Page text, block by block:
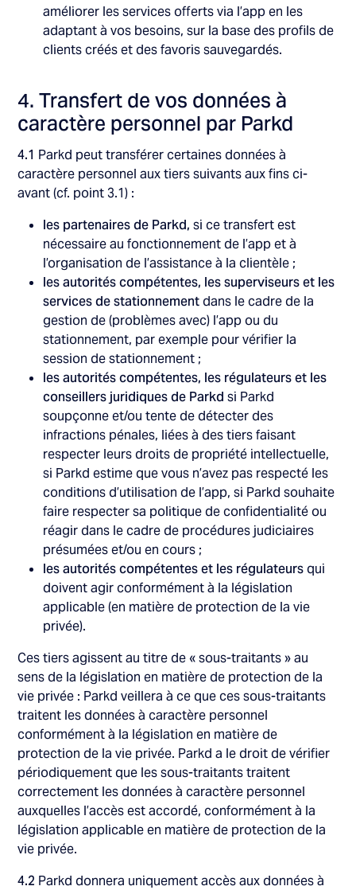
améliorer les services offerts via l’app en les
adaptant à vos besoins, sur la base des profils de
clients créés et des favoris sauvegardés.
4. Transfert de vos données à
caractère personnel par Parkd
4.1 Parkd peut transférer certaines données à
caractère personnel aux tiers suivants aux fins ci-
avant (cf. point 3.1) :
les partenaires de Parkd,si ce transfert est
nécessaire au fonctionnement de l’app et à
l’organisation de l’assistance à la clientèle ;
les autorités compétentes, les superviseurs et les
services de stationnementdans le cadre de la
gestion de (problèmes avec) l’app ou du
stationnement, par exemple pour vérifier la
session de stationnement ;
les autorités compétentes, les régulateurs et les
conseillers juridiques de Parkdsi Parkd
soupçonne et/ou tente de détecter des
infractions pénales, liées à des tiers faisant
respecter leurs droits de propriété intellectuelle,
si Parkd estime que vous n’avez pas respecté les
conditions d’utilisation de l’app, si Parkd souhaite
faire respecter sa politique de confidentialité ou
réagir dans le cadre de procédures judiciaires
présumées et/ou en cours ;
les autorités compétentes et les régulateursqui
doivent agir conformément à la législation
applicable (en matière de protection de la vie
privée).
Ces tiers agissent au titre de « sous-traitants » au
sens de la législation en matière de protection de la
vie privée : Parkd veillera à ce que ces sous-traitants
traitent les données à caractère personnel
conformément à la législation en matière de
protection de la vie privée. Parkd a le droit de vérifier
périodiquement que les sous-traitants traitent
correctement les données à caractère personnel
auxquelles l’accès est accordé, conformément à la
législation applicable en matière de protection de la
vie privée.
4.2 Parkd donnera uniquement accès aux données à